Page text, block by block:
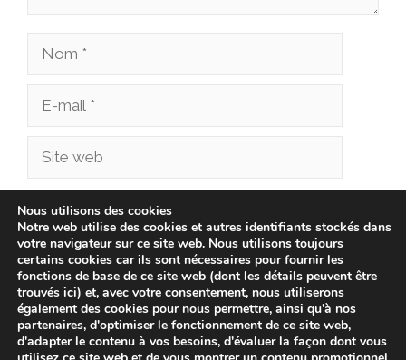
Nom
Site
Enregistrer mon nom, mon e-mail et mon site
dans le navigateur pour mon prochain
commentaire.
Nous utilisons des cookies
Notre web utilise des cookies et autres identifiants stockés dans
votre navigateur sur ce site web. Nous utilisons toujours
certains cookies car ils sont nécessaires pour fournir les
fonctions de base de ce site web (dont les détails peuvent être
trouvés ici) et, avec votre consentement, nous utiliserons
également des cookies pour nous permettre, ainsi qu'à nos
partenaires, d'optimiser le fonctionnement de ce site web,
d'adapter le contenu à vos besoins, d'évaluer la façon dont vous